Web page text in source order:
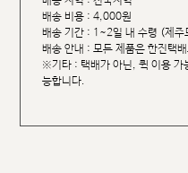
배송 비용 : 4,000원
배송 기간 : 1~2일 내 수령 (제주
배송 안내 : 모든 제품은 한진택
※기타 : 택배가 아닌, 퀵 이용 가
능합니다.